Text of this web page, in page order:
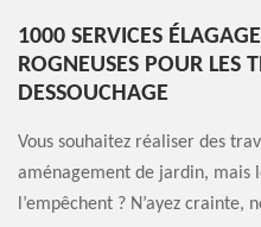
1000 SERVICES
ROGNEUSES POUR LES
DESSOUCHAGE
Vous souhaitez réaliser des
aménagement de jardin, mais
l’empêchent ? N’ayez crainte,